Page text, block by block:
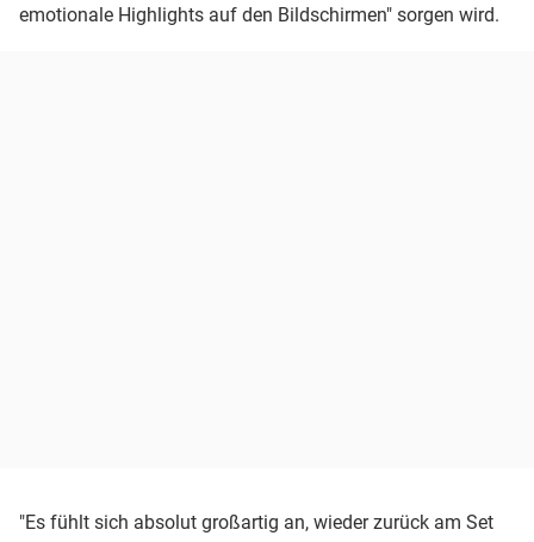
emotionale Highlights auf den Bildschirmen" sorgen wird.
"Es fühlt sich absolut großartig an, wieder zurück am Set